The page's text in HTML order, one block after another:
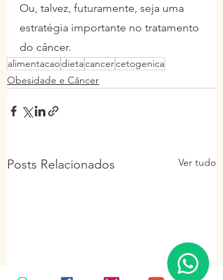
Ou, talvez, futuramente, seja uma
estratégia importante no tratamento
do câncer.
alimentacaodietacancercetogenica
Obesidade e Câncer
Posts Relacionados Ver tudo